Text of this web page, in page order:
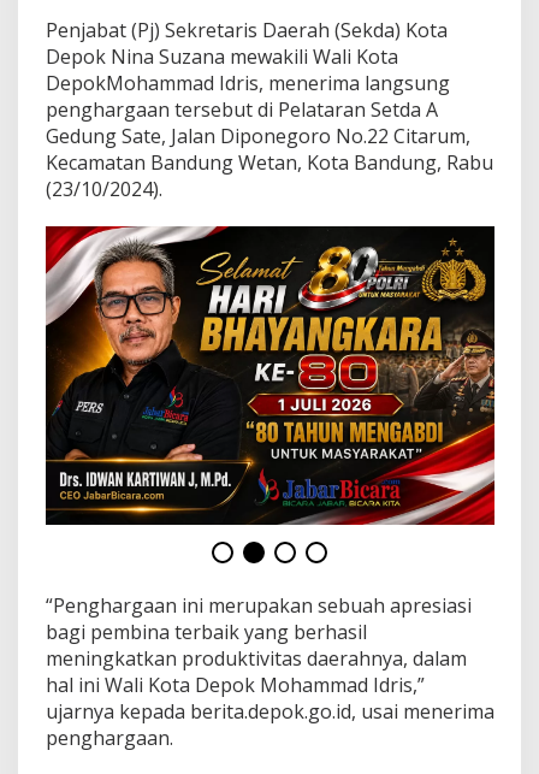
k
a
r
y
a
Penjabat (Pj) Sekretaris Daerah (Sekda) Kota
Depok Nina Suzana mewakili Wali Kota
DepokMohammad Idris, menerima langsung
penghargaan tersebut di Pelataran Setda A
Gedung Sate, Jalan Diponegoro No.22 Citarum,
Kecamatan Bandung Wetan, Kota Bandung, Rabu
(23/10/2024).
“Penghargaan ini merupakan sebuah apresiasi
bagi pembina terbaik yang berhasil
meningkatkan produktivitas daerahnya, dalam
hal ini Wali Kota Depok Mohammad Idris,”
ujarnya kepada berita.depok.go.id, usai menerima
penghargaan.